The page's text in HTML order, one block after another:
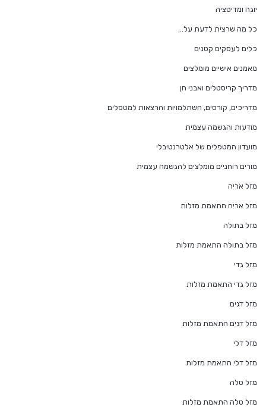
יוגה ומדיטציה
כל מה שרצית לדעת על…
כלים לעסקים קטנים
מאמנים אישיים מומלצים
מדריך קריסטלים ואבני חן
מדריכים, קורסים, השתלמויות והרצאות למטפלים
מודעות והגשמה עצמית
מועדון המטפלים של אלטרנטיבלי
מורים רוחניים מומלצים להגשמה עצמית
מזל אריה
מזל אריה התאמת מזלות
מזל בתולה
מזל בתולה התאמת מזלות
מזל גדי
מזל גדי התאמת מזלות
מזל דגים
מזל דגים התאמת מזלות
מזל דלי
מזל דלי התאמת מזלות
מזל טלה
מזל טלה התאמת מזלות